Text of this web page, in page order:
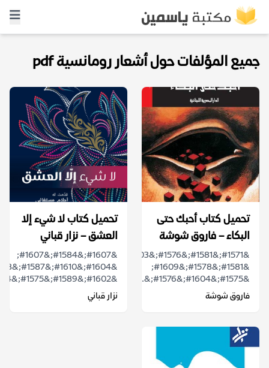
جميع المؤلفات حول أشعار رومانسية pdf
تحميل كتاب أحبك حتى
البكاء – فاروق شوشة
&#1571;&#1581;&#1576;&#1603;&#1616;
&#1581;&#1578;&#1609;
&#1575;&#1604;&#1576;&...
فاروق شوشة
تحميل كتاب لا شيء إلا
العشق – نزار قباني
&#1607;&#1584;&#1607;
&#1602;&#1589;&#1575;&#1574;&...
نزار قباني